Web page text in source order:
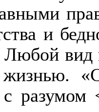
и
вид
жизнью.
с